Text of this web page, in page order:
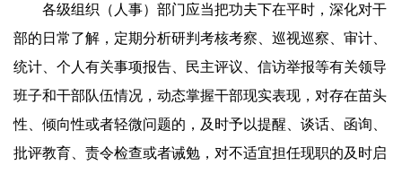
各级组织（人事）部门应当把功夫下在平时，深化对干
部的日常了解，定期分析研判考核考察、巡视巡察、审计、
统计、个人有关事项报告、民主评议、信访举报等有关领导
班子和干部队伍情况，动态掌握干部现实表现，对存在苗头
性、倾向性或者轻微问题的，及时予以提醒、谈话、函询、
批评教育、责令检查或者诫勉，对不适宜担任现职的及时启